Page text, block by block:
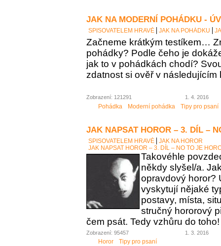
JAK NA MODERNÍ POHÁDKU -
SPISOVATELEM HRAVĚ JAK NA POHÁDKU
Začneme krátkým testíkem…
pohádky? Podle čeho je
jak to v pohádkách chodí?
zdatnost si ověř v následujícím
Zobrazení: 121291 1. 4. 2016
Pohádka Moderní pohádka Tipy pro psaní
JAK NAPSAT HOROR – 3. DÍL –
SPISOVATELEM HRAVĚ
JAK NA HOROR
JAK NAPSAT HOROR – 3. DÍL – NO TO JE
Takovéhle
někdy slyšel/a.
opravdový horor?
vyskytují nějaké
postavy, místa,
stručný hororový
čem psát. Tedy vzhůru do toho!
Zobrazení: 95457 1. 3. 2016
Horor Tipy pro psaní